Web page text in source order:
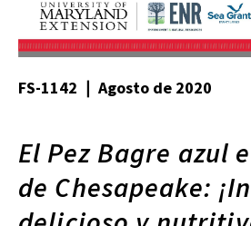
FS-1142 ❘ Agosto de 2020
El Pez Bagre azul
de Chesapeake: